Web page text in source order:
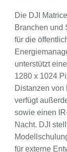
Die DJI
Branchen und
für die
unterstützt
1280 x 1024
Distanzen von
verfügt
sowie einen
Nacht. DJI
für externe